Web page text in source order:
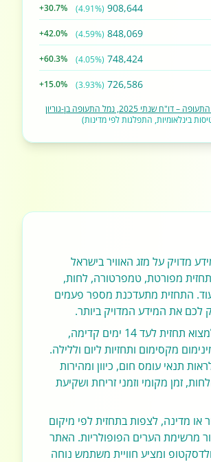
908,644
(4.91%)
+30.7%
848,069
(4.59%)
+42.0%
748,424
(4.05%)
+60.3%
726,586
(3.93%)
+15.0%
שנתי 2025, נמל התעופה בן-גוריון
בינלאומיות, התפלגות לפי מדינות)
מדויק על מזג האוויר בישראל
תחזית מפורטת, טמפרטורה, לחות,
התחזית מתעדכנת מספר פעמים
לכם את המידע המדויק ביותר.
באתר תוכלו למצוא תחזית לעד 14 ימים קדימה,
מקסימום ותחזיות ליום וללילה.
תנאי עומס חום, כיוון ומהירות
זמן מקומי וזמני זריחת ושקיעת
או מדינה, לצפות בתחזית לפי מיקום
מרשימת הערים הפופולריות. האתר
ומציע חוויית משתמש נוחה